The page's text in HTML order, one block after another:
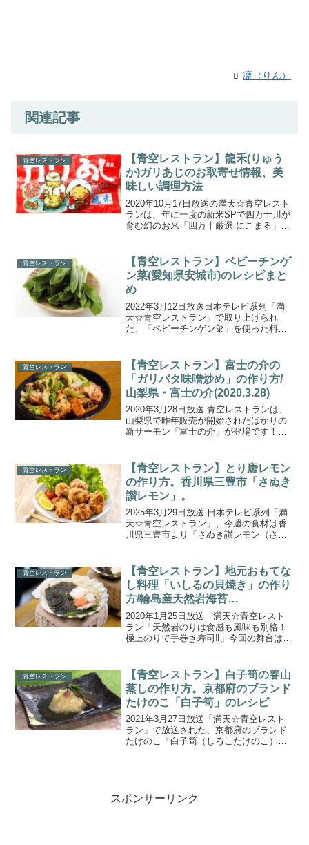
凛（りん）
関連記事
青空レストラン
【青空レストラン】龍禾(りゅう
か)ガリあじのお取寄せ情報、美
味しい調理方法
2020年10月17日放送の満天☆青空レスト
ランは、年に一度の新米SPで四万十川が
育む幻のお米「四万十厳選 にこまる」を
たガーリックアジフライ「龍禾(りゅうか)
ガリあじ...
青空レストラン
【青空レストラン】ベビーチンゲ
ン菜(愛知県安城市)のレシピまと
め
2022年3月12日放送日本テレビ系列「満
天☆青空レストラン」で取り上げられ
た、「ベビーチンゲン菜」を使った料理
農園の『ベビーチンゲン菜』です。一般
的なサイズが23～25...
青空レストラン
【青空レストラン】富士の介の
「ガリバタ味噌炒め」の作り方/
山梨県・富士の介(2020.3.28)
2020年3月28日放送 青空レストランは、
山梨県で昨年販売が開始されたばかりの
新サーモン「富士の介」が登場です！こ
ーモン！富士の介を使った「ガリバタ味
噌炒め」の作り方...
青空レストラン
【青空レストラン】とり唐レモン
の作り方。香川県三豊市「さぬき
讃レモン」。
2025年3月29日放送 日本テレビ系列「満
天☆青空レストラン」、今週の食材は香
川県三豊市より「さぬき讃レモン（さぬ
します。材料・作り方をまとめたので、
ぜひ参考にしてみ...
青空レストラン
【青空レストラン】地元おもてな
し料理「いしるの貝焼き」の作り
方/輪島産天然岩海苔
（2020.1.25）
2020年1月25日放送 満天☆青空レスト
ラン「天然岩のりは食感も風味も別格！
極上のりで手巻き寿司‼」今回の舞台は、
た！ゲストのゆきぽよさんと、荒波がた
つ岩場の海苔畑で収...
青空レストラン
【青空レストラン】白子筍の春山
蒸しの作り方。京都府のブランド
たけのこ「白子筍」のレシピ
2021年3月27日放送「満天☆青空レスト
ラン」で放送された、京都府のブランド
たけのこ「白子筍（しろこたけのこ）」
スポンサーリンク